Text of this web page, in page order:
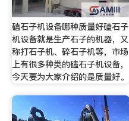
磕石子机设备哪种质量好磕石子
机设备就是生产石子的机器，又
称打石子机、碎石子机等，市场
上有很多种类的磕石子机设备，
今天要为大家介绍的是质量好。